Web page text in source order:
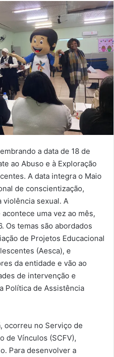
a data de 18 de
ao Abuso e à Exploração
A data integra o Maio
de conscientização,
violência sexual. A
uma vez ao mês,
Os temas são abordados
de Projetos Educacional
(Aesca), e
da entidade e vão ao
de intervenção e
Política de Assistência
ocorreu no Serviço de
de Vínculos (SCFV),
Para desenvolver a